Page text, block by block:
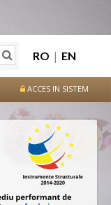
ACCES IN SISTEM
RO | EN